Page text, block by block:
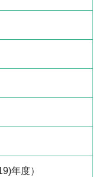
年度）